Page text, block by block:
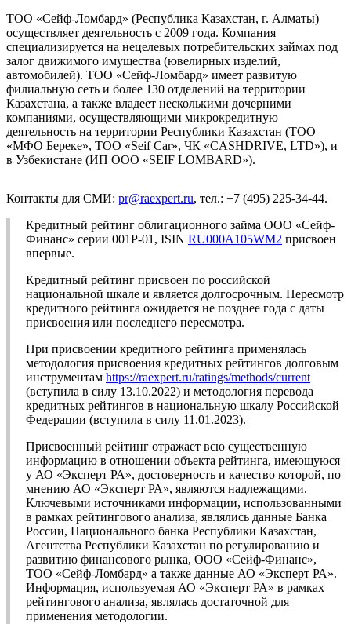
ТОО «Сейф-Ломбард» (Республика Казахстан, г. Алматы)
осуществляет деятельность с 2009 года. Компания
специализируется на нецелевых потребительских займах под
залог движимого имущества (ювелирных изделий,
автомобилей). ТОО «Сейф-Ломбард» имеет развитую
филиальную сеть и более 130 отделений на территории
Казахстана, а также владеет несколькими дочерними
компаниями, осуществляющими микрокредитную
деятельность на территории Республики Казахстан (ТОО
«МФО Береке», ТОО «Seif Car», ЧК «CASHDRIVE, LTD»), и
в Узбекистане (ИП ООО «SEIF LOMBARD»).
Контакты для СМИ: pr@raexpert.ru, тел.: +7 (495) 225-34-44.
Кредитный рейтинг облигационного займа ООО «Сейф-
Финанс» серии 001Р-01, ISIN RU000A105WM2 присвоен
впервые.
Кредитный рейтинг присвоен по российской
национальной шкале и является долгосрочным. Пересмотр
кредитного рейтинга ожидается не позднее года с даты
присвоения или последнего пересмотра.
При присвоении кредитного рейтинга применялась
методология присвоения кредитных рейтингов долговым
инструментам https://raexpert.ru/ratings/methods/current
(вступила в силу 13.10.2022) и методология перевода
кредитных рейтингов в национальную шкалу Российской
Федерации (вступила в силу 11.01.2023).
Присвоенный рейтинг отражает всю существенную
информацию в отношении объекта рейтинга, имеющуюся
у АО «Эксперт РА», достоверность и качество которой, по
мнению АО «Эксперт РА», являются надлежащими.
Ключевыми источниками информации, использованными
в рамках рейтингового анализа, являлись данные Банка
России, Национального банка Республики Казахстан,
Агентства Республики Казахстан по регулированию и
развитию финансового рынка, ООО «Сейф-Финанс»,
ТОО «Сейф-Ломбард» а также данные АО «Эксперт РА».
Информация, используемая АО «Эксперт РА» в рамках
рейтингового анализа, являлась достаточной для
применения методологии.